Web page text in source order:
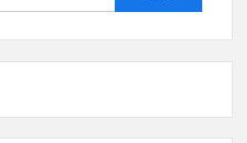
untuk: